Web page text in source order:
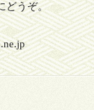
どうぞ。